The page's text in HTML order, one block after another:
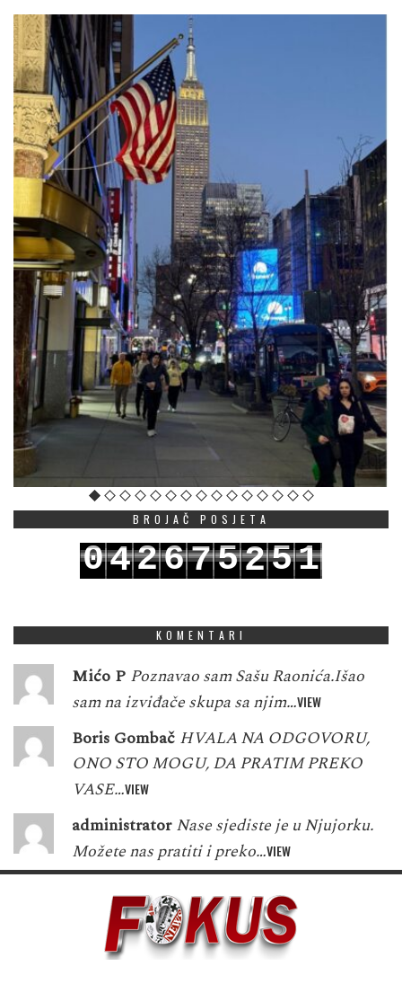
BROJAČ POSJETA
042675251
KOMENTARI
Mićo P Poznavao sam Sašu Raonića.Išao
sam na izviđače skupa sa njim…VIEW
Boris Gombač HVALA NA ODGOVORU,
ONO STO MOGU, DA PRATIM PREKO
VASE…VIEW
administrator Nase sjediste je u Njujorku.
Možete nas pratiti i preko…VIEW